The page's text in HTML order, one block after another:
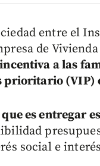
entre el
de Vivienda
a las
prioritario (VIP)
es entregar
social e